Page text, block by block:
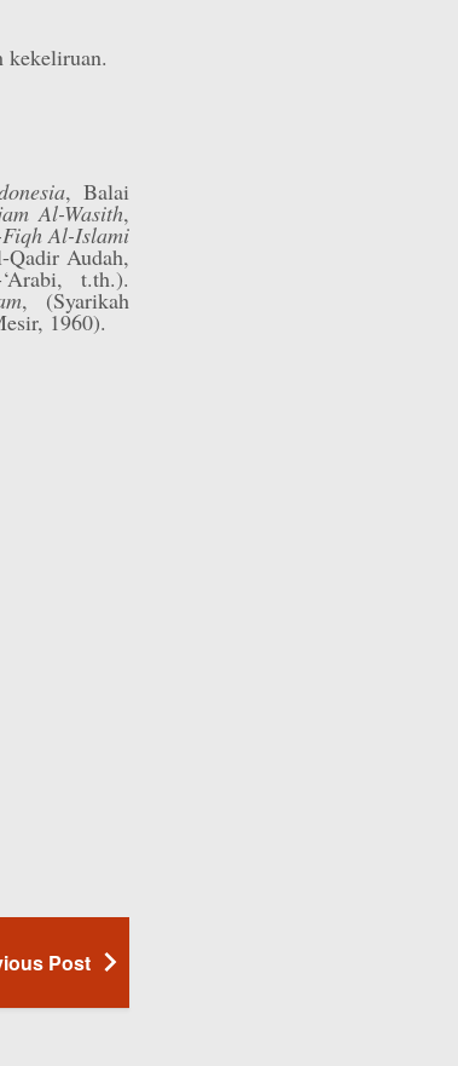
kekeliruan.
, Balai
Al-Wasith,
Al-Islami
Audah,
t.th.).
, (Syarikah
1960).
Post